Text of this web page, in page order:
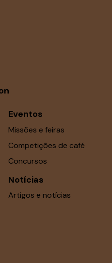
Eventos
Missões e feiras
Competições de café
Concursos
Notícias
Artigos e notícias